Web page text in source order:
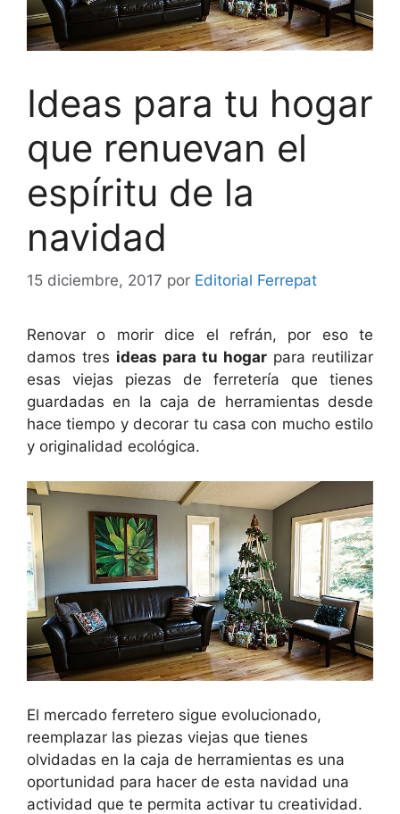
Ideas para tu hogar
que renuevan el
espíritu de la
navidad
15 diciembre, 2017 por Editorial Ferrepat
Renovar o morir dice el refrán, por eso te
damos tres ideas para tu hogar para reutilizar
esas viejas piezas de ferretería que tienes
guardadas en la caja de herramientas desde
hace tiempo y decorar tu casa con mucho estilo
y originalidad ecológica.
El mercado ferretero sigue evolucionado,
reemplazar las piezas viejas que tienes
olvidadas en la caja de herramientas es una
oportunidad para hacer de esta navidad una
actividad que te permita activar tu creatividad.